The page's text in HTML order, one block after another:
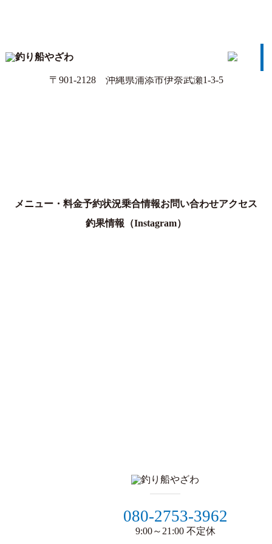
〒901-2128 沖縄県浦添市伊奈武瀬1-3-5
メニュー・料金予約状況乗合情報お問い合わせアクセス
釣果情報 （Instagram）
080-2753-3962
9:00～21:00 不定休